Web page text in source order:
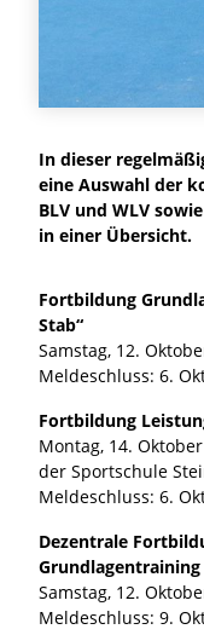
In dieser
eine Auswahl der
BLV und WLV
in einer Übersicht.
Fortbildung
Stab“
Samstag, 12.
Meldeschluss: 6.
Fortbildung
Montag, 14.
der Sportschule
Meldeschluss: 6.
Dezentrale
Grundlagentraining
Samstag, 12.
Meldeschluss: 9.